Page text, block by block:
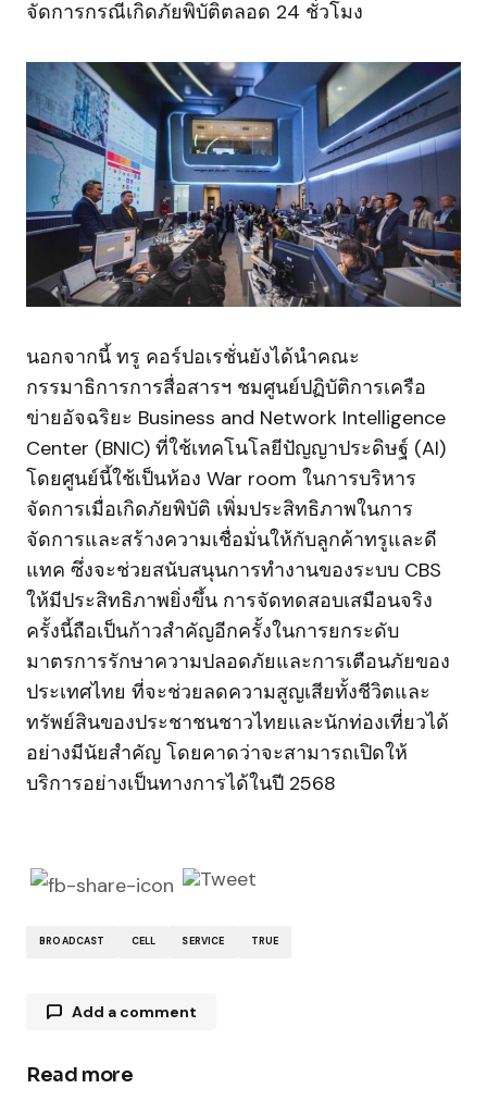
จัดการกรณีเกิดภัยพิบัติตลอด 24 ชั่วโมง
นอกจากนี้ ทรู คอร์ปอเรชั่นยังได้นำคณะ
กรรมาธิการการสื่อสารฯ ชมศูนย์ปฏิบัติการเครือ
ข่ายอัจฉริยะ Business and Network Intelligence
Center (BNIC) ที่ใช้เทคโนโลยีปัญญาประดิษฐ์ (AI)
โดยศูนย์นี้ใช้เป็นห้อง War room ในการบริหาร
จัดการเมื่อเกิดภัยพิบัติ เพิ่มประสิทธิภาพในการ
จัดการและสร้างความเชื่อมั่นให้กับลูกค้าทรูและดี
แทค ซึ่งจะช่วยสนับสนุนการทำงานของระบบ CBS
ให้มีประสิทธิภาพยิ่งขึ้น การจัดทดสอบเสมือนจริง
ครั้งนี้ถือเป็นก้าวสำคัญอีกครั้งในการยกระดับ
มาตรการรักษาความปลอดภัยและการเตือนภัยของ
ประเทศไทย ที่จะช่วยลดความสูญเสียทั้งชีวิตและ
ทรัพย์สินของประชาชนชาวไทยและนักท่องเที่ยวได้
อย่างมีนัยสำคัญ โดยคาดว่าจะสามารถเปิดให้
บริการอย่างเป็นทางการได้ในปี 2568
BROADCAST CELL SERVICE TRUE
Add a comment
Read more